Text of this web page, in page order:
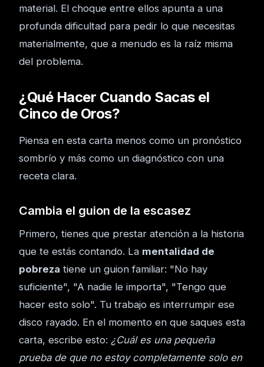
material. El choque entre ellos apunta a una
profunda dificultad para pedir lo que necesitas
materialmente, que a menudo es la raíz misma
del problema.
¿Qué Hacer Cuando Sacas el
Cinco de Oros?
Piensa en esta carta menos como un pronóstico
sombrío y más como un diagnóstico con una
receta clara.
Cambia el guion de la escasez
Primero, tienes que prestar atención a la historia
que te estás contando. La mentalidad de
pobreza tiene un guion familiar: "No hay
suficiente", "A nadie le importa", "Tengo que
hacer esto solo". Tu trabajo es interrumpir ese
disco rayado. En el momento en que saques esta
carta, escribe esto: ¿Cuál es una pequeña
prueba de que no estoy completamente solo en